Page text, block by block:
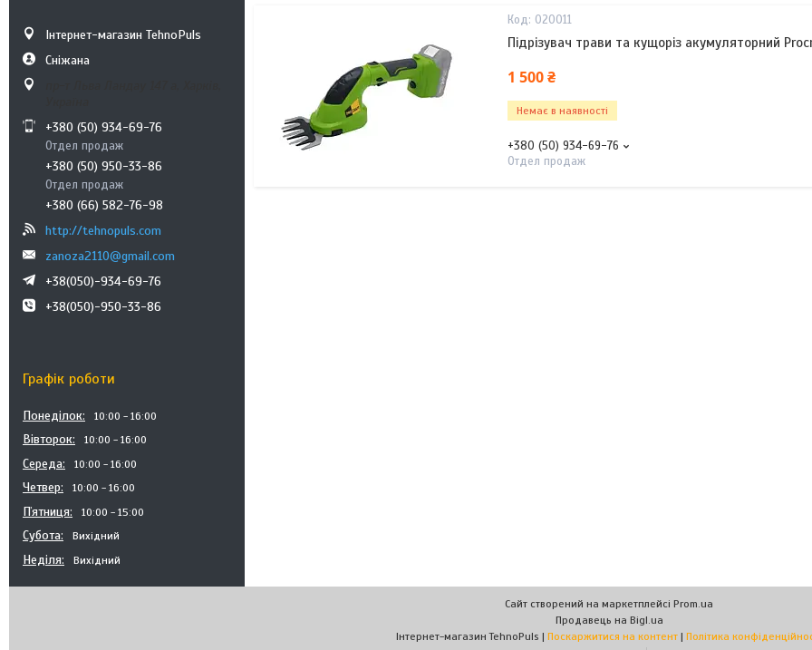
Інтернет-магазин TehnoPuls
Сніжана
+380 (50) 934-69-76
Отдел продаж
+380 (50) 950-33-86
Отдел продаж
+380 (66) 582-76-98
http://tehnopuls.com
zanoza2110@gmail.com
+38(050)-934-69-76
+38(050)-950-33-86
Графік роботи
Понеділок 10:00 16:00
Вівторок 10:00 16:00
Середа 10:00 16:00
Четвер 10:00 16:00
Пʼятниця 10:00 15:00
Субота Вихідний
Неділя Вихідний
020011
Підрізувач трави та кущоріз акумуляторний
1 500 ₴
Немає в наявності
+380 (50) 934-69-76
Отдел продаж
Сайт створений на маркетплейсі Prom.ua
Продавець на Bigl.ua
Інтернет-магазин TehnoPuls | Поскаржитися на контент | Політика